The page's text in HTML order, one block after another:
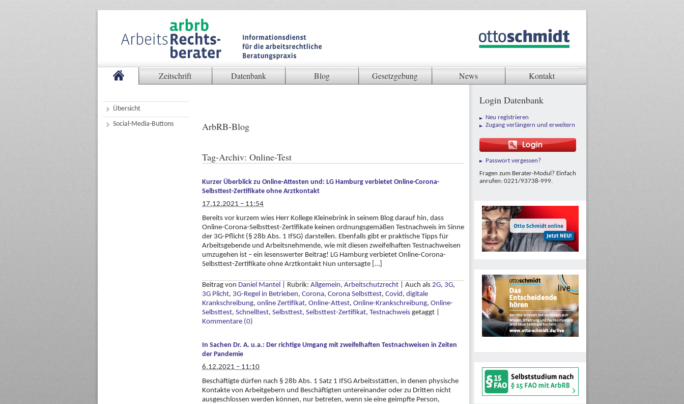
Zeitschrift Datenbank Blog Gesetzgebung News Kontakt
Übersicht
Social-Media-Buttons
ArbRB-Blog
Tag-Archiv: Online-Test
Kurzer Überblick zu Online-Attesten und: LG Hamburg verbietet Online-Corona-
Selbsttest-Zertifikate ohne Arztkontakt
17.12.2021 – 11:54
Bereits vor kurzem wies Herr Kollege Kleinebrink in seinem Blog darauf hin, dass
Online-Corona-Selbsttest-Zertifikate keinen ordnungsgemäßen Testnachweis im Sinne
der 3G-Pflicht (§ 28b Abs. 1 IfSG) darstellen. Ebenfalls gibt er praktische Tipps für
Arbeitsgebende und Arbeitsnehmende, wie mit diesen zweifelhaften Testnachweisen
umzugehen ist – ein lesenswerter Beitrag! LG Hamburg verbietet Online-Corona-
Selbsttest-Zertifikate ohne Arztkontakt Nun untersagte […]
Beitrag von Daniel Mantel Rubrik: Allgemein, Arbeitschutzrecht Auch als 2G, 3G,
3G Plicht, 3G-Regel in Betrieben, Corona, Corona Selbsttest, Covid , digitale
Krankschreibung, online Zertifikat, Online-Attest, Online-Krankschreibung, Online-
Selbsttest, Schnelltest, Selbsttest, Selbsttest-Zertifikat, Testnachweis getaggt
Kommentare (0)
In Sachen Dr. A. u.a.: Der richtige Umgang mit zweifelhaften Testnachweisen in Zeiten
der Pandemie
6.12.2021 – 11:10
Beschäftigte dürfen nach § 28b Abs. 1 Satz 1 IfSG Arbeitsstätten, in denen physische
Kontakte von Arbeitgebern und Beschäftigten untereinander oder zu Dritten nicht
ausgeschlossen werden können, nur betreten, wenn sie eine geimpfte Person,
Login Datenbank
Neu registrieren
Zugang verlängern und erweitern
Passwort vergessen?
Fragen zum Berater-Modul? Einfach
anrufen: 0221/93738-999.